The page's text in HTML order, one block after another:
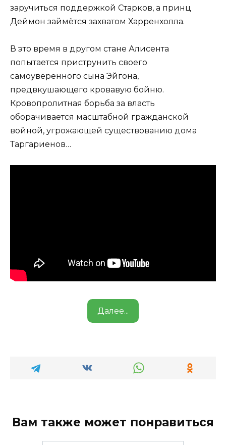
заручиться поддержкой Старков, а принц
Деймон займётся захватом Харренхолла.
В это время в другом стане Алисента
попытается приструнить своего
самоуверенного сына Эйгона,
предвкушающего кровавую бойню.
Кровопролитная борьба за власть
оборачивается масштабной гражданской
войной, угрожающей существованию дома
Таргариенов…
Далее...
Вам также может понравиться